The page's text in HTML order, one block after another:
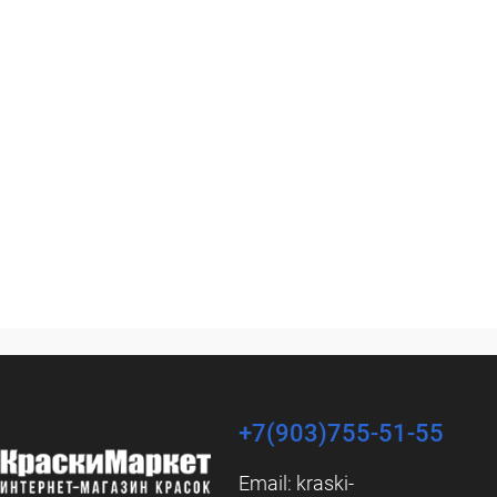
+7(903)755-51-55
Email: kraski-